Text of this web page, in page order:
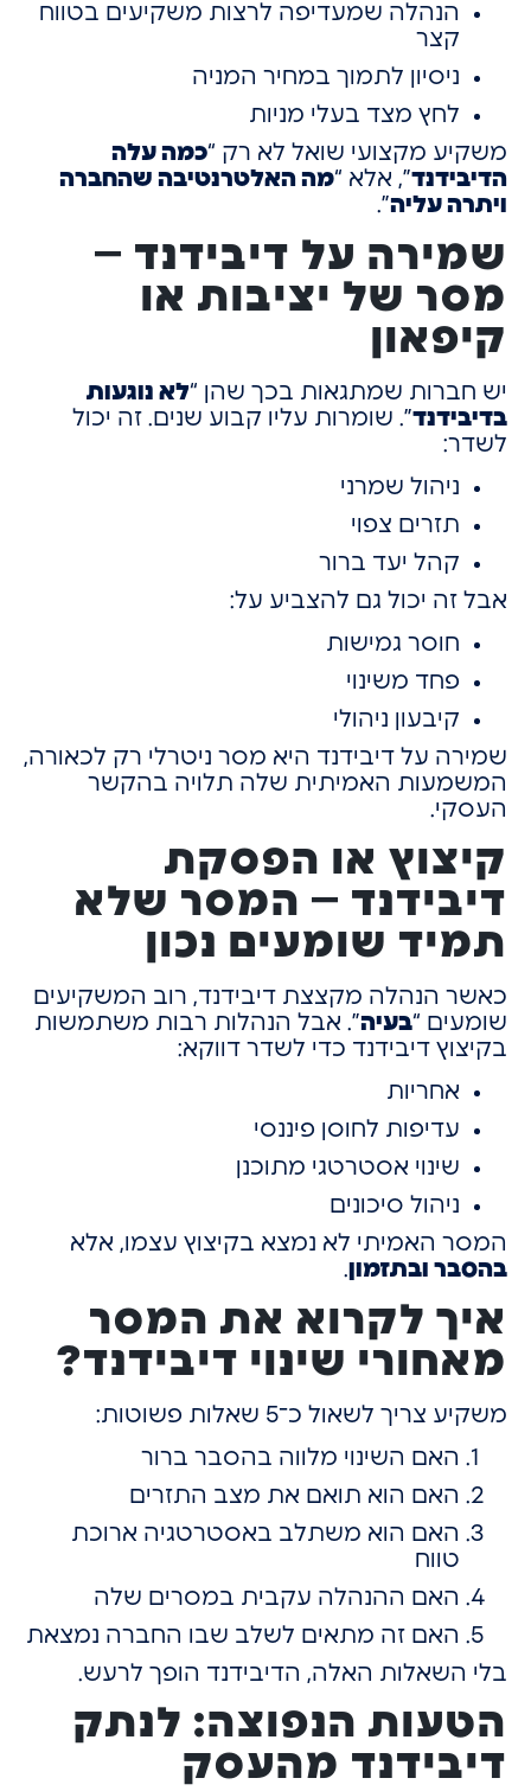
הנהלה שמעדיפה לרצות משקיעים בטווח
קצר
ניסיון לתמוך במחיר המניה
לחץ מצד בעלי מניות
משקיע מקצועי שואל לא רק “כמה עלה
הדיבידנד”, אלא “מה האלטרנטיבה שהחברה
ויתרה עליה”.
שמירה על דיבידנד –
מסר של יציבות או
קיפאון
יש חברות שמתגאות בכך שהן “לא נוגעות
בדיבידנד”. שומרות עליו קבוע שנים. זה יכול
לשדר:
ניהול שמרני
תזרים צפוי
קהל יעד ברור
אבל זה יכול גם להצביע על:
חוסר גמישות
פחד משינוי
קיבעון ניהולי
שמירה על דיבידנד היא מסר ניטרלי רק לכאורה,
המשמעות האמיתית שלה תלויה בהקשר
העסקי.
קיצוץ או הפסקת
דיבידנד – המסר שלא
תמיד שומעים נכון
כאשר הנהלה מקצצת דיבידנד, רוב המשקיעים
שומעים “בעיה”. אבל הנהלות רבות משתמשות
בקיצוץ דיבידנד כדי לשדר דווקא:
אחריות
עדיפות לחוסן פיננסי
שינוי אסטרטגי מתוכנן
ניהול סיכונים
המסר האמיתי לא נמצא בקיצוץ עצמו, אלא
בהסבר ובתזמון.
איך לקרוא את המסר
מאחורי שינוי דיבידנד?
משקיע צריך לשאול כ־5 שאלות פשוטות:
האם השינוי מלווה בהסבר ברור
האם הוא תואם את מצב התזרים
האם הוא משתלב באסטרטגיה ארוכת
טווח
האם ההנהלה עקבית במסרים שלה
האם זה מתאים לשלב שבו החברה נמצאת
בלי השאלות האלה, הדיבידנד הופך לרעש.
הטעות הנפוצה: לנתק
דיבידנד מהעסק